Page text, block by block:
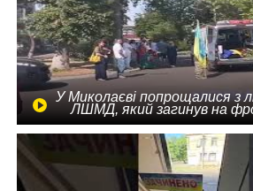
У Миколаєві попрощалися з
ЛШМД, який загинув на